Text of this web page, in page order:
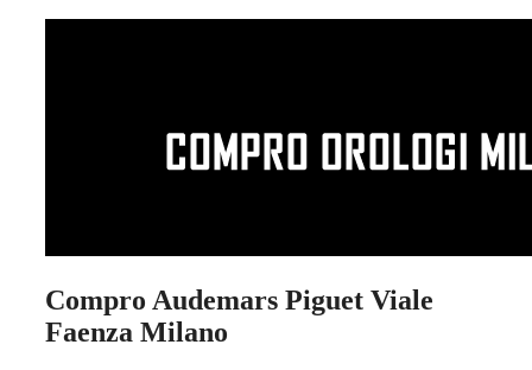
Compro Audemars Piguet Viale
Faenza Milano